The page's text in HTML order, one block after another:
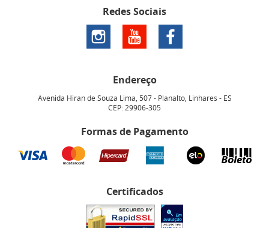
Redes Sociais
Endereço
Avenida Hiran de Souza Lima, 507- Planalto, Linhares - ES
CEP: 29906-305
Formas de Pagamento
Certificados